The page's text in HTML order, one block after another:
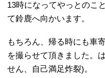
13時になってやっとのこ
て鈴鹿へ向かいます。
もちろん、帰る時にも車
を撮らせて頂きました。
せん、自己満足炸裂)。